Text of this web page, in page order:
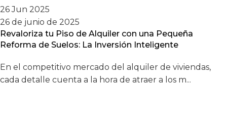
26 Jun 2025
26 de junio de 2025
Revaloriza tu Piso de Alquiler con una Pequeña
Reforma de Suelos: La Inversión Inteligente
En el competitivo mercado del alquiler de viviendas,
cada detalle cuenta a la hora de atraer a los m...